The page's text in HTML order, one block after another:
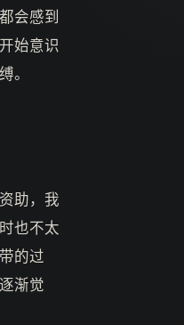
会感到
始意识
。
助，我
也不太
的过
渐觉